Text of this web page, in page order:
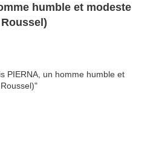
humble et modeste